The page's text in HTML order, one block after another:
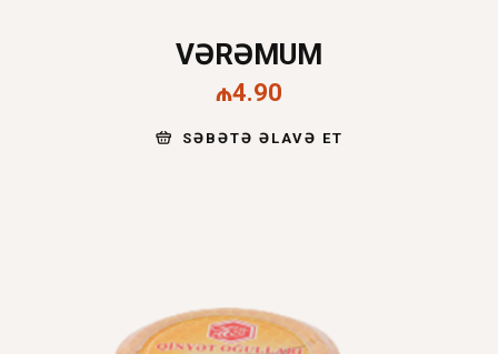
VƏRƏMUM
₼4.90
SƏBƏTƏ ƏLAVƏ ET